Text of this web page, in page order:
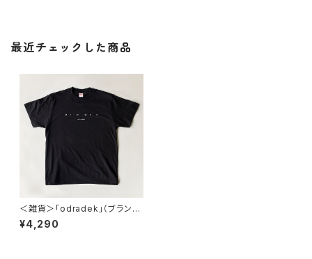
最近チェックした商品
＜雑貨＞「odradek」（ブランド
ロゴTシャツ）
¥4,290